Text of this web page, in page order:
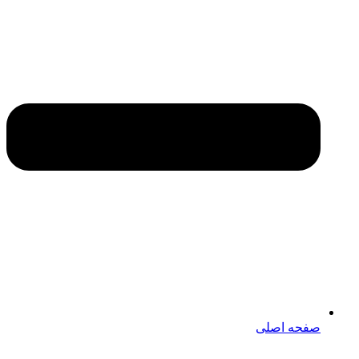
صفحه اصلی